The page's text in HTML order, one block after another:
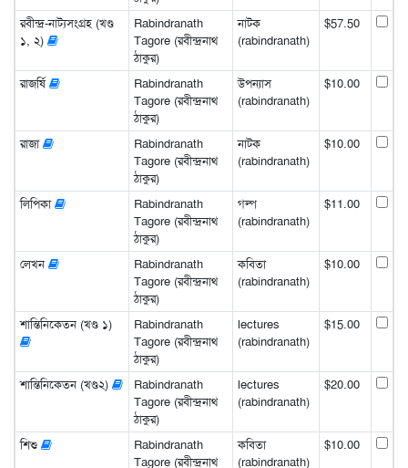
রবীন্দ্র-নাট্যসংগ্রহ (খণ্ড
১, ২)
Rabindranath
Tagore (রবীন্দ্রনাথ
ঠাকুর)
নাটক
(rabindranath)
$57.50
রাজর্ষি
Rabindranath
Tagore (রবীন্দ্রনাথ
ঠাকুর)
উপন্যাস
(rabindranath)
$10.00
রাজা
Rabindranath
Tagore (রবীন্দ্রনাথ
ঠাকুর)
নাটক
(rabindranath)
$10.00
লিপিকা
Rabindranath
Tagore (রবীন্দ্রনাথ
ঠাকুর)
গল্প
(rabindranath)
$11.00
লেখন
Rabindranath
Tagore (রবীন্দ্রনাথ
ঠাকুর)
কবিতা
(rabindranath)
$10.00
শান্তিনিকেতন (খণ্ড ১)
Rabindranath
Tagore (রবীন্দ্রনাথ
ঠাকুর)
lectures
(rabindranath)
$15.00
শান্তিনিকেতন (খণ্ড২)
Rabindranath
Tagore (রবীন্দ্রনাথ
ঠাকুর)
lectures
(rabindranath)
$20.00
শিশু
Rabindranath
Tagore (রবীন্দ্রনাথ
কবিতা
(rabindranath)
$10.00